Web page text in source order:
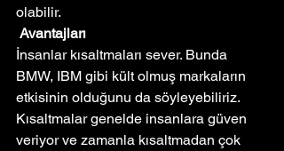
olabilir.
Avantajları
İnsanlar kısaltmaları sever. Bunda
BMW, IBM gibi kült olmuş markaların
etkisinin olduğunu da söyleyebiliriz.
Kısaltmalar genelde insanlara güven
veriyor ve zamanla kısaltmadan çok